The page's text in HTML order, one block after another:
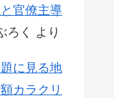
官僚主導
ろく より
に見る地
カラクリ